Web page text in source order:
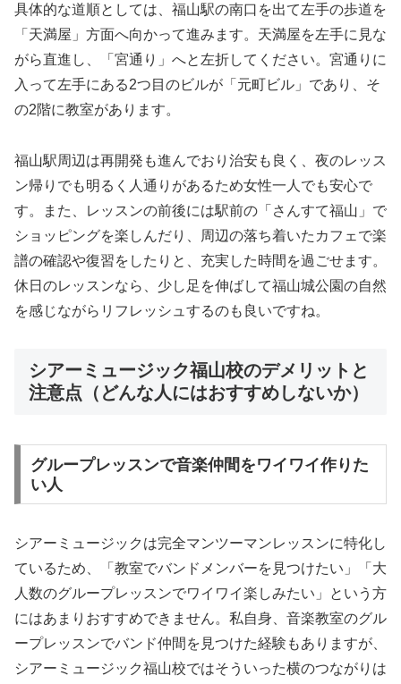
具体的な道順としては、福山駅の南口を出て左手の歩道を
「天満屋」方面へ向かって進みます。天満屋を左手に見な
がら直進し、「宮通り」へと左折してください。宮通りに
入って左手にある2つ目のビルが「元町ビル」であり、そ
の2階に教室があります。
福山駅周辺は再開発も進んでおり治安も良く、夜のレッス
ン帰りでも明るく人通りがあるため女性一人でも安心で
す。また、レッスンの前後には駅前の「さんすて福山」で
ショッピングを楽しんだり、周辺の落ち着いたカフェで楽
譜の確認や復習をしたりと、充実した時間を過ごせます。
休日のレッスンなら、少し足を伸ばして福山城公園の自然
を感じながらリフレッシュするのも良いですね。
シアーミュージック福山校のデメリットと
注意点（どんな人にはおすすめしないか）
グループレッスンで音楽仲間をワイワイ作りた
い人
シアーミュージックは完全マンツーマンレッスンに特化し
ているため、「教室でバンドメンバーを見つけたい」「大
人数のグループレッスンでワイワイ楽しみたい」という方
にはあまりおすすめできません。私自身、音楽教室のグル
ープレッスンでバンド仲間を見つけた経験もありますが、
シアーミュージック福山校ではそういった横のつながりは